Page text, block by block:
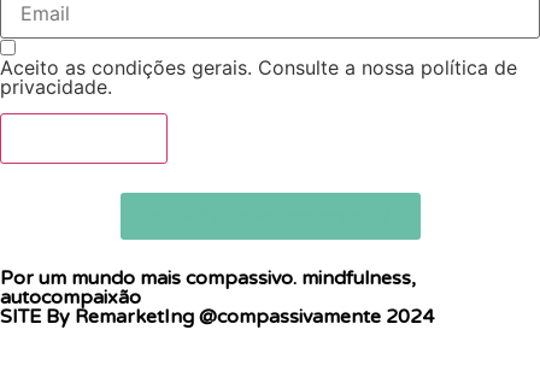
Aceito as condições gerais. Consulte a nossa política de
privacidade.
Por um mundo mais compassivo. mindfulness,
autocompaixão
SITE By RemarketIng @compassivamente 2024